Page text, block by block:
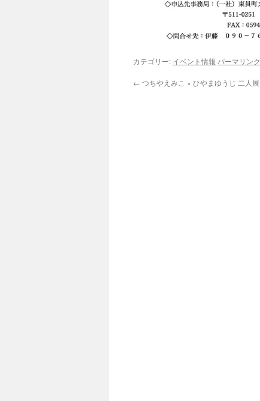
カテゴリー: イベント情報 パーマリンク
← つちやえみこ × ひやまゆうじ 二人展